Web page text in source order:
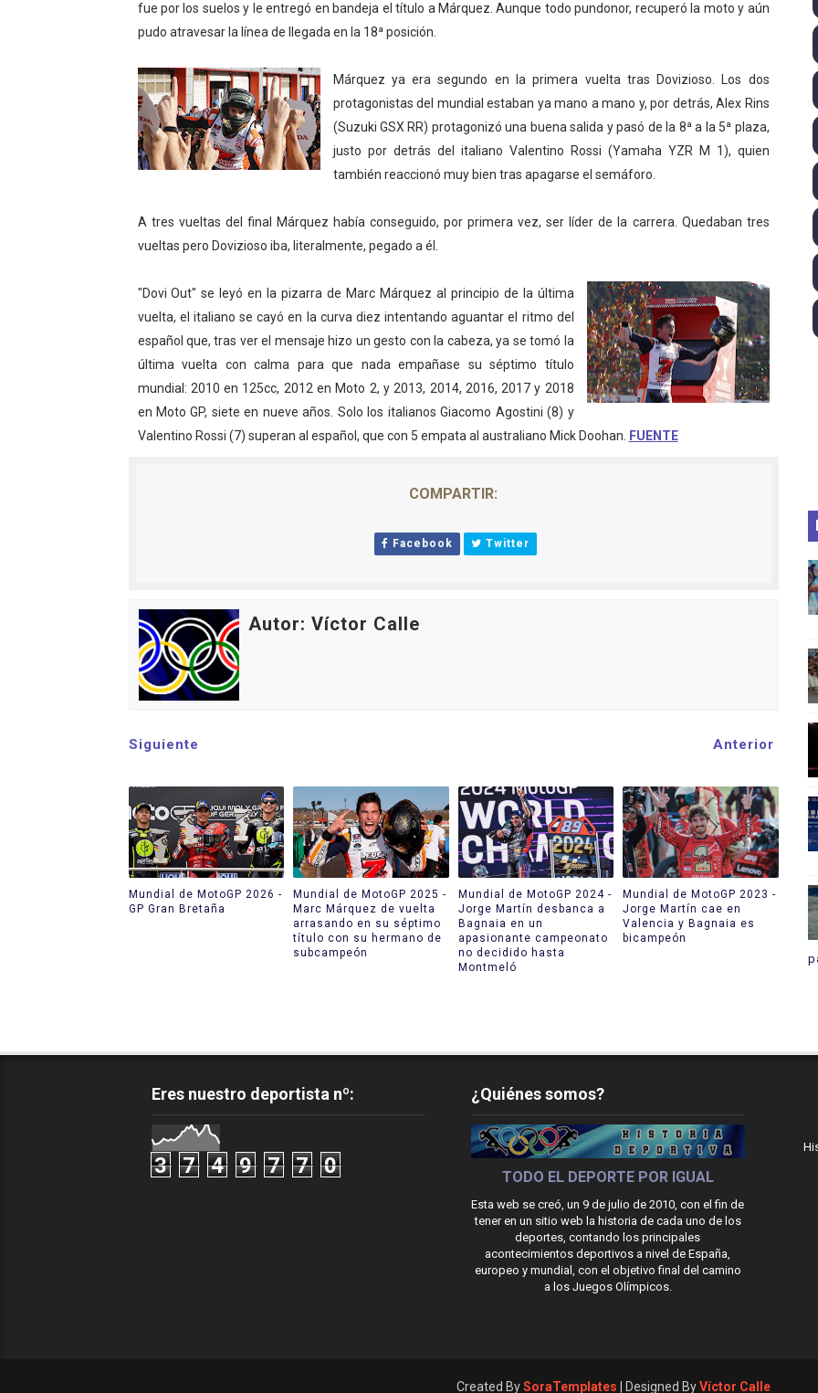
Mundial de lacrosse femenino 2026 (Tokio, Japón) - Estados Unidos invencibles, ya
Máxima celebración en el último Impact! con Jason Hotch como nuevo TNA
Mundial de esgrima 2026 (Hong Kong) - La delegación italiana arrasa con 4 oros y 4
Raquel Rodriguez es la nueva monarca Intercontinental, su primer título individual en
Athletes Unlimited Softball League 2026 - Las Utah Talons son bicampeonas de la AUSL
Mundial de piragüismo slalom 2026 (Oklahoma City, Estados Unidos) - Miquel Travé
Tour de Francia masculino 2026 - Tadej Pogacar entra en el selecto grupo de los
Mundial de Fórmula 1 2026 - Lando Norris consigue en Hungría su primera victoria
Campeonato de Europa en aguas abiertas 2026 (París, Francia) - Wellbrock y
fue por los suelos y le entregó en bandeja el título a Márquez. Aunque todo pundonor, recuperó la moto y aún
pudo atravesar la línea de llegada en la 18ª posición.
Márquez ya era segundo en la primera vuelta tras Dovizioso. Los dos
protagonistas del mundial estaban ya mano a mano y, por detrás, Alex Rins
(Suzuki GSX RR) protagonizó una buena salida y pasó de la 8ª a la 5ª plaza,
justo por detrás del italiano Valentino Rossi (Yamaha YZR M 1), quien
también reaccionó muy bien tras apagarse el semáforo.
A tres vueltas del final Márquez había conseguido, por primera vez, ser líder de la carrera. Quedaban tres
vueltas pero Dovizioso iba, literalmente, pegado a él.
"Dovi Out" se leyó en la pizarra de Marc Márquez al principio de la última
vuelta, el italiano se cayó en la curva diez intentando aguantar el ritmo del
español que, tras ver el mensaje hizo un gesto con la cabeza, ya se tomó la
última vuelta con calma para que nada empañase su séptimo título
mundial: 2010 en 125cc, 2012 en Moto 2, y 2013, 2014, 2016, 2017 y 2018
en Moto GP, siete en nueve años. Solo los italianos Giacomo Agostini (8) y
Valentino Rossi (7) superan al español, que con 5 empata al australiano Mick Doohan.
FUENTE
COMPARTIR:
Facebook Twitter
Autor: Víctor Calle
Siguiente Anterior
Mundial de MotoGP 2026 -
GP Gran Bretaña
Mundial de MotoGP 2025 -
Marc Márquez de vuelta
arrasando en su séptimo
título con su hermano de
subcampeón
Mundial de MotoGP 2024 -
Jorge Martín desbanca a
Bagnaia en un
apasionante campeonato
no decidido hasta
Montmeló
Mundial de MotoGP 2023 -
Jorge Martín cae en
Valencia y Bagnaia es
bicampeón
Eres nuestro deportista nº:
3 7 4 9 7 7 0
¿Quiénes somos?
TODO EL DEPORTE POR IGUAL
Esta web se creó, un 9 de julio de 2010, con el fin de
tener en un sitio web la historia de cada uno de los
deportes, contando los principales
acontecimientos deportivos a nivel de España,
europeo y mundial, con el objetivo final del camino
a los Juegos Olímpicos.
Created BySoraTemplates | Designed ByVíctor Calle